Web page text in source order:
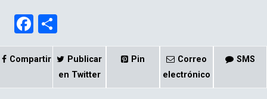
F
a
ce
o
m
p
Compartir
Publicar
en Twitter
Pin
Correo
electrónico
SMS